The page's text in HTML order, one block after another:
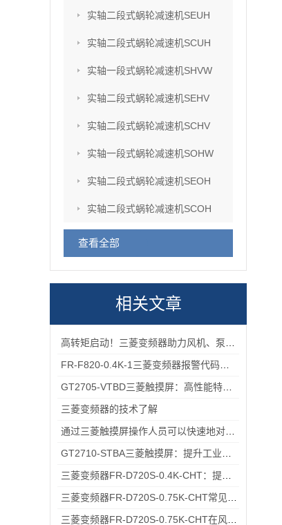
实轴二段式蜗轮减速机SEUH
实轴二段式蜗轮减速机SCUH
实轴一段式蜗轮减速机SHVW
实轴二段式蜗轮减速机SEHV
实轴二段式蜗轮减速机SCHV
实轴一段式蜗轮减速机SOHW
实轴二段式蜗轮减速机SEOH
实轴二段式蜗轮减速机SCOH
查看全部
相关文章
三菱变频器的技术了解